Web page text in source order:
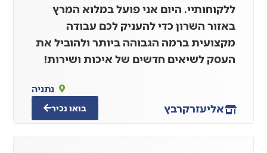
ללקוחותיי. היום אני פועל במלוא המרץ
באזור השרון כדי להעניק לכם עבודה
מקצועית ברמה הגבוהה ביותר ולהוביל את
העסק לשיאים חדשים של איכות ושירות!
אליעזרקרבץ
נתניה
בואו נכיר